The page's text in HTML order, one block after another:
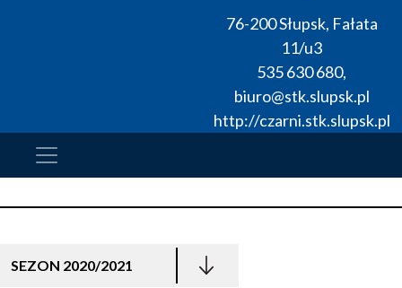
76-200Słupsk, Fałata
11/u3
535 630 680,
biuro@stk.slupsk.pl
http://czarni.stk.slupsk.pl
SEZON 2020/2021